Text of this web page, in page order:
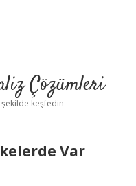
Çözümleri
şekilde keşfedin
Var